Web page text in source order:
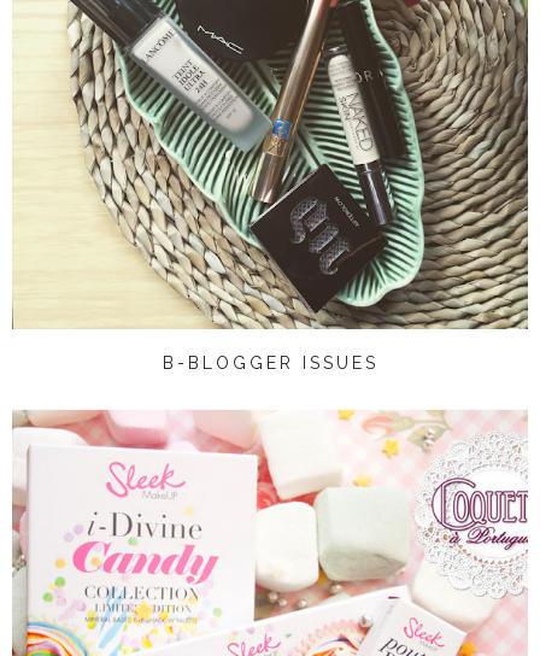
B-BLOGGER ISSUES